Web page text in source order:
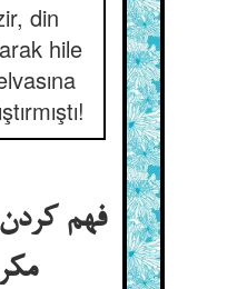
din
hile
فهم